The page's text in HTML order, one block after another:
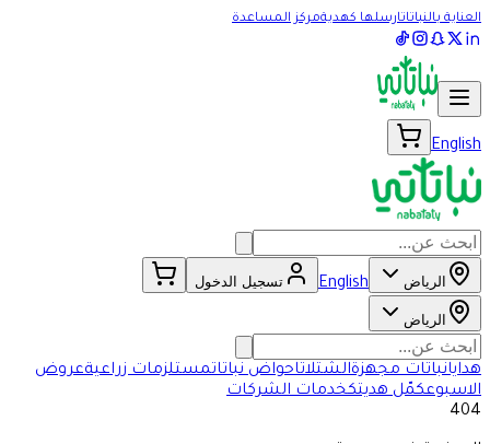
العناية بالنباتاتارسلها كهديةمركز المساعدة
English
الرياض English تسجيل الدخول
الرياض
هدايانباتات مجهزةالشتلاتاحواض نباتاتمستلزمات زراعيةعروض
الاسبوعكمّل هديتكخدمات الشركات
404